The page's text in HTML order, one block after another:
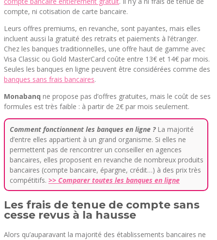
compte, ni cotisation de carte bancaire.
Leurs offres premiums, en revanche, sont payantes, mais elles
incluent aussi la gratuité des retraits et paiements à l’étranger.
Chez les banques traditionnelles, une offre haut de gamme avec
Visa Classic ou Gold MasterCard coûte entre 13€ et 14€ par mois.
Seules les banques en ligne peuvent être considérées comme des
banques sans frais bancaires.
Monabanq ne propose pas d’offres gratuites, mais le coût de ses
formules est très faible : à partir de 2€ par mois seulement.
Comment fonctionnent les banques en ligne ?La majorité
d’entre elles appartient à un grand organisme. Si elles ne
permettent pas de rencontrer un conseiller en agences
bancaires, elles proposent en revanche de nombreux produits
bancaires (compte bancaire, épargne, crédit…) à des prix très
compétitifs. >> Comparer toutes les banques en ligne
Les frais de tenue de compte sans
cesse revus à la hausse
Alors qu’auparavant la majorité des établissements bancaires ne